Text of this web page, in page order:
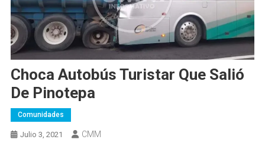
Choca Autobús Turistar Que Salió
De Pinotepa
Comunidades
Julio 3, 2021 CMM